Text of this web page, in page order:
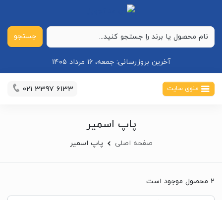
جستجو
آخرین بروزرسانی: جمعه، ۱۶ مرداد ۱۴۰۵
منوی سایت 021 3397 6133
پاپ اسمیر
صفحه اصلی پاپ اسمیر
2 محصول موجود است